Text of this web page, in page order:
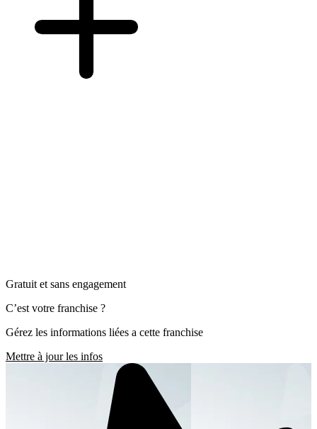
Gratuit et sans engagement
C’est votre franchise ?
Gérez les informations liées a cette franchise
Mettre à jour les infos